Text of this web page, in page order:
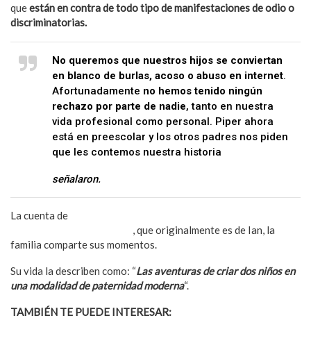
queestán en contra de todo tipo de manifestaciones de odio o
discriminatorias.
No queremos que nuestros hijos se conviertan
en blanco de burlas, acoso o abuso en internet.
Afortunadamente no hemos tenido ningún
rechazo por parte de nadie, tanto en nuestra
vida profesional como personal. Piper ahora
está en preescolar y los otros padres nos piden
que les contemos nuestra historia
señalaron.
La cuenta de
, que originalmente es de Ian, la
familia comparte sus momentos.
Su vida la describen como: “Las aventuras de criar dos niños en
una modalidad de paternidad moderna“.
TAMBIÉN TE PUEDE INTERESAR: